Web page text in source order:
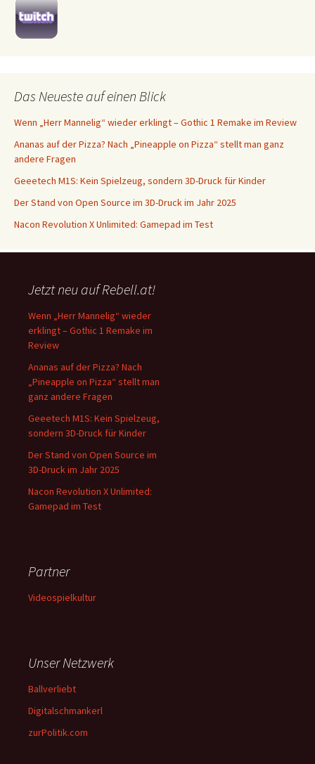
Das Neueste auf einen Blick
Wenn „Herr Mannelig“ wieder erklingt – Gothic 1 Remake im Review
Ananas auf der Pizza? Nach „Pineapple on Pizza“ stellt man ganz
andere Fragen
Geeetech M1S: Kein Spielzeug, sondern 3D-Druck für Kinder
Der Stand von Open Source im 3D-Druck im Jahr 2025
Nacon Revolution X Unlimited: Gamepad im Test
Jetzt neu auf Rebell.at!
Wenn „Herr Mannelig“ wieder
erklingt – Gothic 1 Remake im
Review
Ananas auf der Pizza? Nach
„Pineapple on Pizza“ stellt man
ganz andere Fragen
Geeetech M1S: Kein Spielzeug,
sondern 3D-Druck für Kinder
Der Stand von Open Source im
3D-Druck im Jahr 2025
Nacon Revolution X Unlimited:
Gamepad im Test
Partner
Videospielkultur
Unser Netzwerk
Ballverliebt
Digitalschmankerl
zurPolitik.com